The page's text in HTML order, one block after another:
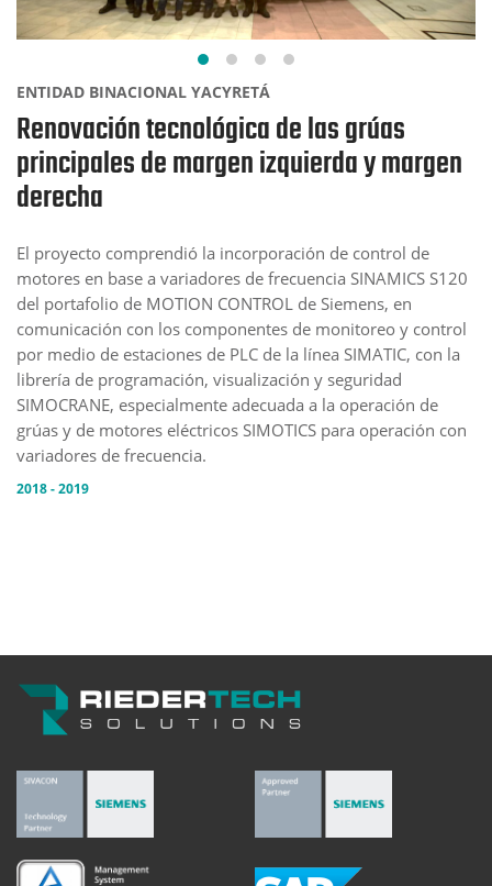
ENTIDAD BINACIONAL YACYRETÁ
Renovación tecnológica de las grúas
principales de margen izquierda y margen
derecha
El proyecto comprendió la incorporación de control de
motores en base a variadores de frecuencia SINAMICS S120
del portafolio de MOTION CONTROL de Siemens, en
comunicación con los componentes de monitoreo y control
por medio de estaciones de PLC de la línea SIMATIC, con la
librería de programación, visualización y seguridad
SIMOCRANE, especialmente adecuada a la operación de
grúas y de motores eléctricos SIMOTICS para operación con
variadores de frecuencia.
2018 - 2019